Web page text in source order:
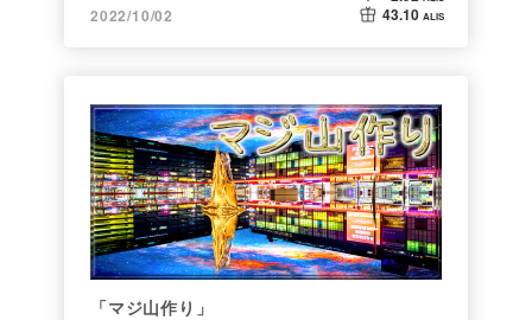
2022/10/02
43.10 ALIS
「マジ山作り」